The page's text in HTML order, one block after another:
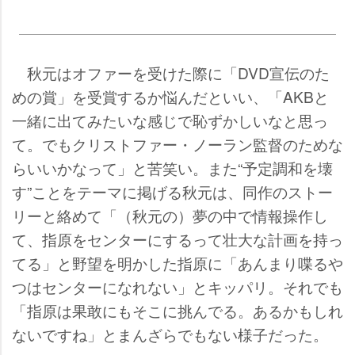
秋元はオファーを受けた際に「DVD宣伝のた
めの賞」を受賞するか悩んだといい、「AKBと
一緒に出てみたいな感じで恥ずかしいなと思っ
て。でもクリストファー・ノーラン監督のためな
らいいかなって」と苦笑い。また“予定調和を壊
す”ことをテーマに掲げる秋元は、同作のストー
リーと絡めて「（秋元の）夢の中で情報操作し
て、指原をセンターにするって壮大な計画を持っ
てる」と野望を明かした指原に「あんまり喋る
つはセンターになれない」とキッパリ。それでも
「指原は果敢にもそこに挑んでる。あるかもしれ
ないですね」とまんざらでもない様子だった。